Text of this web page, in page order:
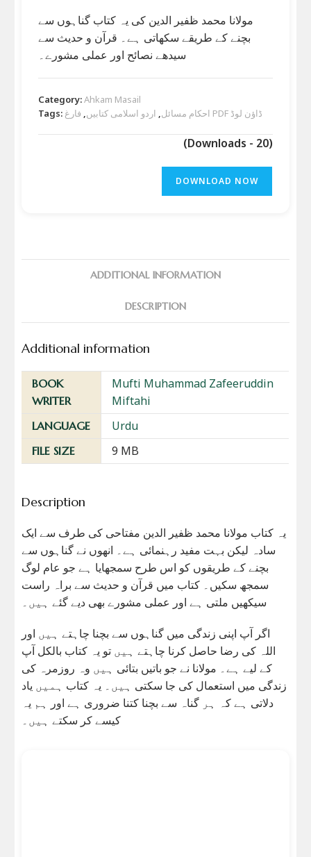
مولانا محمد ظفیر الدین کی یہ کتاب گناہوں سے
بچنے کے طریقے سکھاتی ہے۔ قرآن و حدیث سے
سیدھے نصائح اور عملی مشورے۔
Category:Ahkam Masail
Tags:
احکام مسائل, اردو اسلامی کتابیں, فارغ PDF ڈاؤن لوڈ
(Downloads - 20)
DOWNLOAD NOW
ADDITIONAL INFORMATION
DESCRIPTION
Additional information
BOOK
WRITER
Mufti Muhammad Zafeeruddin
Miftahi
LANGUAGE Urdu
FILE SIZE 9 MB
Description
یہ کتاب مولانا محمد ظفیر الدین مفتاحی کی طرف سے ایک
سادہ لیکن بہت مفید رہنمائی ہے۔ انھوں نے گناہوں سے
بچنے کے طریقوں کو اس طرح سمجھایا ہے جو عام لوگ
سمجھ سکیں۔ کتاب میں قرآن و حدیث سے براہ راست
سیکھیں ملتی ہے اور عملی مشورے بھی دیے گئے ہیں۔
اگر آپ اپنی زندگی میں گناہوں سے بچنا چاہتے ہیں اور
اللہ کی رضا حاصل کرنا چاہتے ہیں تو یہ کتاب بالکل آپ
کے لیے ہے۔ مولانا نے جو باتیں بتائی ہیں وہ روزمرہ کی
زندگی میں استعمال کی جا سکتی ہیں۔ یہ کتاب ہمیں یاد
دلاتی ہے کہ ہر گناہ سے بچنا کتنا ضروری ہے اور ہم یہ
کیسے کر سکتے ہیں۔